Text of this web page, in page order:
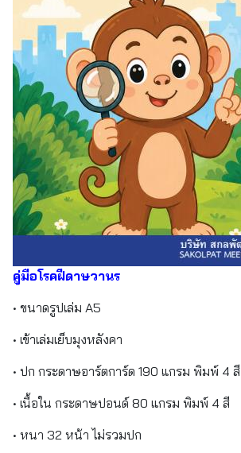
คู่มือโรคฝีดาษวานร
• ขนาดรูปเล่ม A5
• เข้าเล่มเย็บมุงหลังคา
• ปก กระดาษอาร์ตการ์ด 190 แกรม พิมพ์ 4 สี
• เนื้อใน กระดาษปอนด์ 80 แกรม พิมพ์ 4 สี
• หนา 32 หน้า ไม่รวมปก